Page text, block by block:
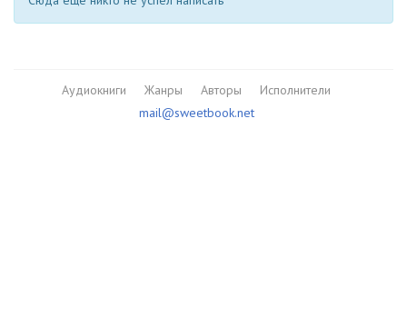
Аудиокниги Жанры Авторы
Исполнители
mail@sweetbook.net